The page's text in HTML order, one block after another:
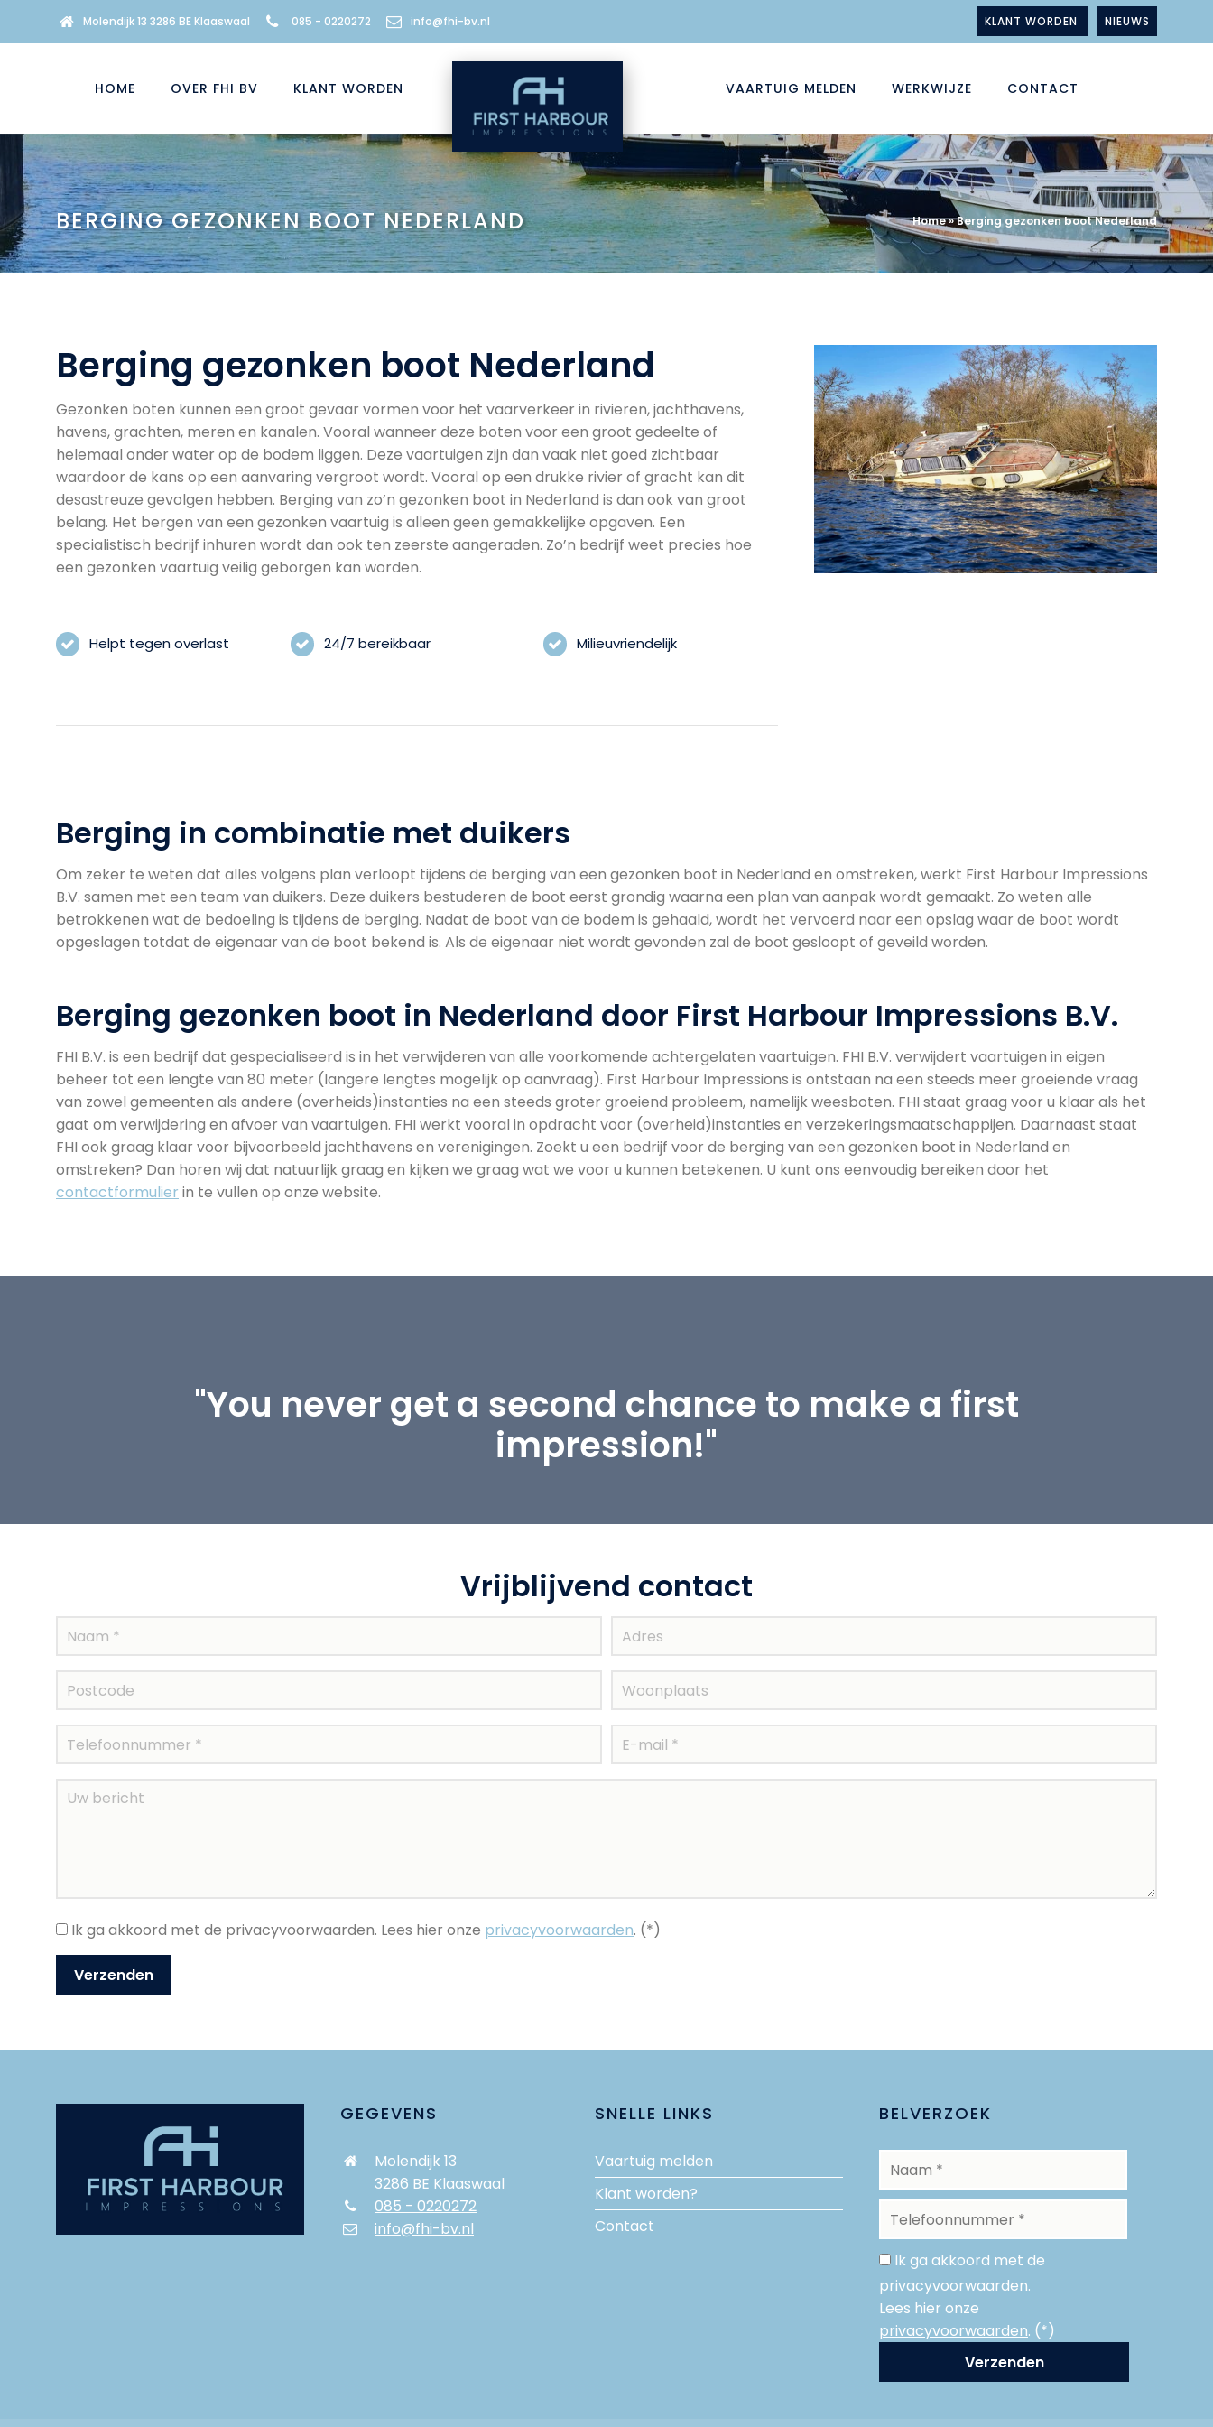
Molendijk 13 3286 BE Klaaswaal 085 - 0220272 info@fhi-bv.nl KLANT WORDEN NIEUWS
HOME OVER FHI BV KLANT WORDEN VAARTUIG MELDEN WERKWIJZE CONTACT
BERGING GEZONKEN BOOT NEDERLAND Home»Berging gezonken boot Nederland
Berging gezonken boot Nederland
Gezonken boten kunnen een groot gevaar vormen voor het vaarverkeer in rivieren, jachthavens,
havens, grachten, meren en kanalen. Vooral wanneer deze boten voor een groot gedeelte of
helemaal onder water op de bodem liggen. Deze vaartuigen zijn dan vaak niet goed zichtbaar
waardoor de kans op een aanvaring vergroot wordt. Vooral op een drukke rivier of gracht kan dit
desastreuze gevolgen hebben. Berging van zo’n gezonken boot in Nederland is dan ook van groot
belang. Het bergen van een gezonken vaartuig is alleen geen gemakkelijke opgaven. Een
specialistisch bedrijf inhuren wordt dan ook ten zeerste aangeraden. Zo’n bedrijf weet precies hoe
een gezonken vaartuig veilig geborgen kan worden.
Helpt tegen overlast 24/7 bereikbaar Milieuvriendelijk
Berging in combinatie met duikers
Om zeker te weten dat alles volgens plan verloopt tijdens de berging van een gezonken boot in Nederland en omstreken, werkt First Harbour Impressions
B.V. samen met een team van duikers. Deze duikers bestuderen de boot eerst grondig waarna een plan van aanpak wordt gemaakt. Zo weten alle
betrokkenen wat de bedoeling is tijdens de berging. Nadat de boot van de bodem is gehaald, wordt het vervoerd naar een opslag waar de boot wordt
opgeslagen totdat de eigenaar van de boot bekend is. Als de eigenaar niet wordt gevonden zal de boot gesloopt of geveild worden.
Berging gezonken boot in Nederland door First Harbour Impressions B.V.
FHI B.V. is een bedrijf dat gespecialiseerd is in het verwijderen van alle voorkomende achtergelaten vaartuigen. FHI B.V. verwijdert vaartuigen in eigen
beheer tot een lengte van 80 meter (langere lengtes mogelijk op aanvraag). First Harbour Impressions is ontstaan na een steeds meer groeiende vraag
van zowel gemeenten als andere (overheids)instanties na een steeds groter groeiend probleem, namelijk weesboten. FHI staat graag voor u klaar als het
gaat om verwijdering en afvoer van vaartuigen. FHI werkt vooral in opdracht voor (overheid)instanties en verzekeringsmaatschappijen. Daarnaast staat
FHI ook graag klaar voor bijvoorbeeld jachthavens en verenigingen. Zoekt u een bedrijf voor de berging van een gezonken boot in Nederland en
omstreken? Dan horen wij dat natuurlijk graag en kijken we graag wat we voor u kunnen betekenen. U kunt ons eenvoudig bereiken door het
contactformulier in te vullen op onze website.
"You never get a second chance to make a first
impression!"
Vrijblijvend contact
Ik ga akkoord met de privacyvoorwaarden. Lees hier onze privacyvoorwaarden. (*)
GEGEVENS
Molendijk 13
3286 BE Klaaswaal
085 - 0220272
info@fhi-bv.nl
SNELLE LINKS
Vaartuig melden
Klant worden?
Contact
BELVERZOEK
Ik ga akkoord met de
privacyvoorwaarden.
Lees hier onze
privacyvoorwaarden. (*)